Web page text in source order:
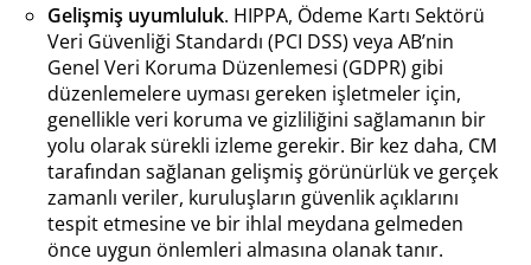
Gelişmiş uyumluluk. HIPPA, Ödeme Kartı Sektörü
Veri Güvenliği Standardı (PCI DSS) veya AB’nin
Genel Veri Koruma Düzenlemesi (GDPR) gibi
düzenlemelere uyması gereken işletmeler için,
genellikle veri koruma ve gizliliğini sağlamanın bir
yolu olarak sürekli izleme gerekir. Bir kez daha, CM
tarafından sağlanan gelişmiş görünürlük ve gerçek
zamanlı veriler, kuruluşların güvenlik açıklarını
tespit etmesine ve bir ihlal meydana gelmeden
önce uygun önlemleri almasına olanak tanır.